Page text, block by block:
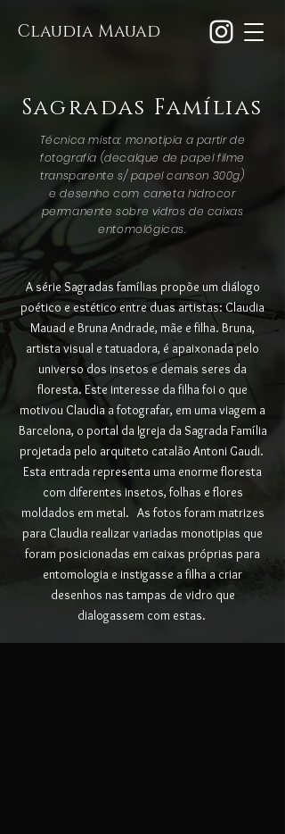
Claudia Mauad
Sagradas Famílias
Técnica mista: monotipia a partir de
fotografia (decalque de papel filme
transparente s/ papel canson 300g)
e desenho com caneta hidrocor
permanente sobre vidros de caixas
entomológicas.
A série Sagradas famílias propõe um diálogo
poético e estético entre duas artistas: Claudia
Mauad e Bruna Andrade, mãe e filha. Bruna,
artista visual e tatuadora, é apaixonada pelo
universo dos insetos e demais seres da
floresta. Este interesse da filha foi o que
motivou Claudia a fotografar, em uma viagem a
Barcelona, o portal da Igreja da Sagrada Família
projetada pelo arquiteto catalão Antoni Gaudi.
Esta entrada representa uma enorme floresta
com diferentes insetos, folhas e flores
moldados em metal. As fotos foram matrizes
para Claudia realizar variadas monotipias que
foram posicionadas em caixas próprias para
entomologia e instigasse a filha a criar
desenhos nas tampas de vidro que
dialogassem com estas.